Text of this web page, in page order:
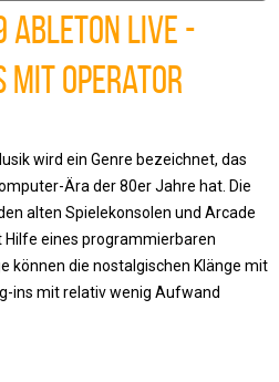
Ableton Live -
mit Operator
wird ein Genre bezeichnet, das
Ära der 80er Jahre hat. Die
alten Spielekonsolen und Arcade
eines programmierbaren
können die nostalgischen Klänge mit
ins mit relativ wenig Aufwand